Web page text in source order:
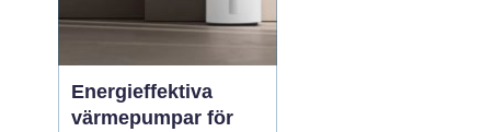
Energieffektiva
värmepumpar för